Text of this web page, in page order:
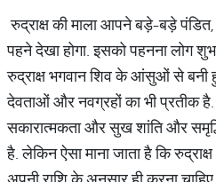
रुद्राक्ष की माला आपने बड़े-बड़े
पहने देखा होगा. इसको पहनना लोग
रुद्राक्ष भगवान शिव के आंसुओं से बनी
देवताओं और नवग्रहों का भी प्रतीक
सकारात्मकता और सुख शांति और
है. लेकिन ऐसा माना जाता है कि